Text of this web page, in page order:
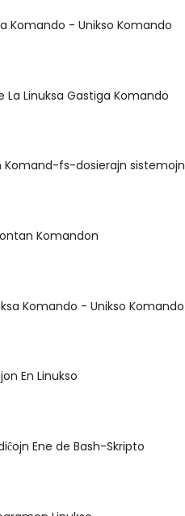
Komando - Unikso Komando
La Linuksa Gastiga Komando
Komand-fs-dosierajn sistemojn
Komandon
Komando - Unikso Komando
En Linukso
Ene de Bash-Skripto